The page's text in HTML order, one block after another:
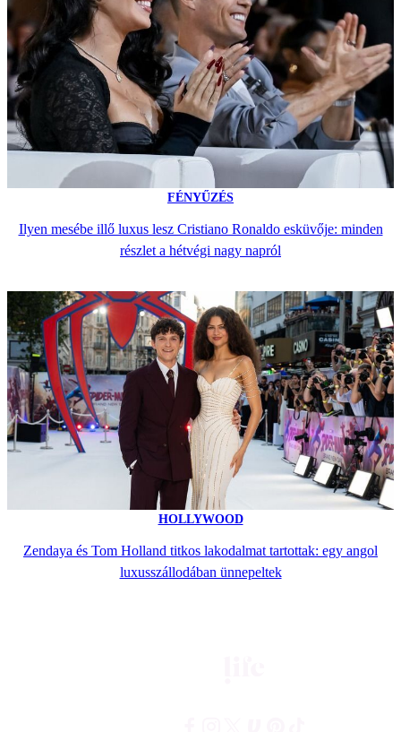
FÉNYŰZÉS
Ilyen mesébe illő luxus lesz Cristiano Ronaldo esküvője: minden
részlet a hétvégi nagy napról
HOLLYWOOD
Zendaya és Tom Holland titkos lakodalmat tartottak: egy angol
luxusszállodában ünnepeltek